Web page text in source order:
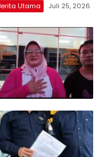
Utama Juli 25, 2026